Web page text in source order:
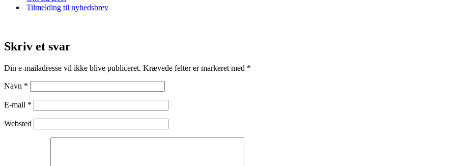
Tilmelding til nyhedsbrev
Skriv et svar
Din e-mailadresse vil ikke blive publiceret. Krævede felter er markeret med *
Navn *
E-mail *
Websted